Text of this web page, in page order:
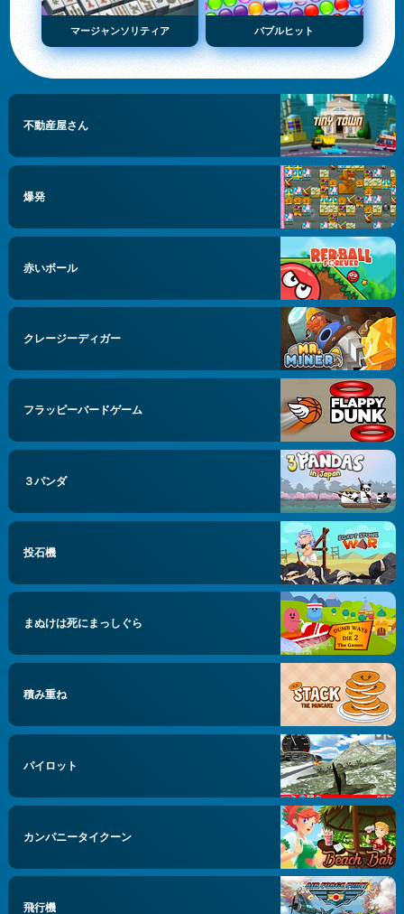
マージャンソリティア バブルヒット
不動産屋さん
爆発
赤いボール
クレージーディガー
フラッピーバードゲーム
３パンダ
投石機
まぬけは死にまっしぐら
積み重ね
パイロット
カンパニータイクーン
飛行機